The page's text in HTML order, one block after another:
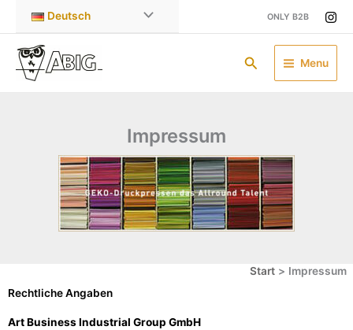
springen
Deutsch ONLY B2B
Suchen Menu
Impressum
Start
Impressum
Rechtliche Angaben
Art Business Industrial Group GmbH